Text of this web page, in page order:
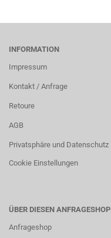
INFORMATION
Impressum
Kontakt / Anfrage
Retoure
AGB
Privatsphäre und Datenschutz
Cookie Einstellungen
ÜBER DIESEN ANFRAGESHOP
Anfrageshop